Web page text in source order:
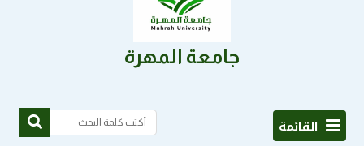
جامعة المهرة
القائمة